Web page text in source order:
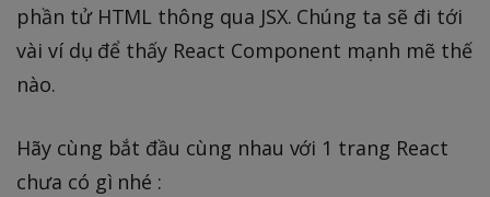
phần tử HTML thông qua JSX. Chúng ta sẽ đi tới
vài ví dụ để thấy React Component mạnh mẽ thế
nào.
Hãy cùng bắt đầu cùng nhau với 1 trang React
chưa có gì nhé :